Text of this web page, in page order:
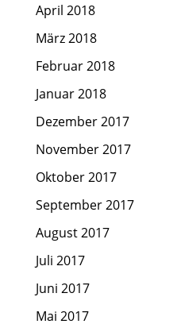
April 2018
März 2018
Februar 2018
Januar 2018
Dezember 2017
November 2017
Oktober 2017
September 2017
August 2017
Juli 2017
Juni 2017
Mai 2017